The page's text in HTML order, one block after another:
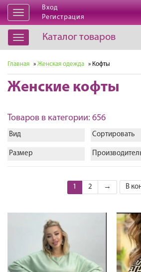
Открыть
навигацию
Вход
Регистрация
Открыть
навигацию
Каталог товаров
Главная » Женская одежда » Кофты
Женские кофты
Товаров в категории: 656
Вид Сортировать
Размер
1 2 → В